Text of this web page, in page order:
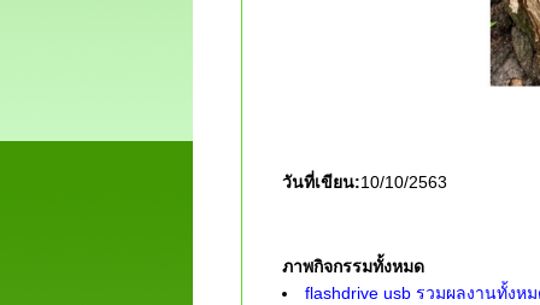
วันที่เขียน:10/10/2563
ภาพกิจกรรมทั้งหมด
flashdrive usb รวมผลงานทั้งห